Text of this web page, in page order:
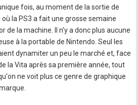
fois, au moment de la sortie de
où la PS3 a fait une grosse semaine
de la machine. Il n'y a donc plus aucune
à la portable de Nintendo. Seul les
dynamiter un peu le marché et, face
la Vita après sa première année, tout
ne voit plus ce genre de graphique